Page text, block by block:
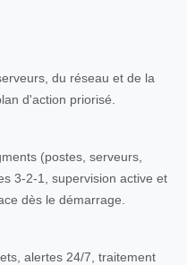
du réseau et de la
d'action priorisé.
(postes, serveurs,
3-2-1, supervision active et
dès le démarrage.
alertes 24/7, traitement